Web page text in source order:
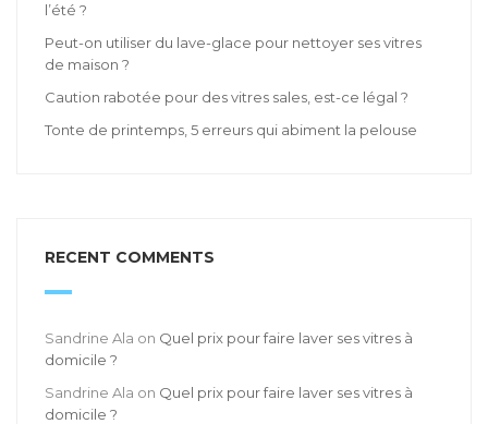
l’été ?
Peut-on utiliser du lave-glace pour nettoyer ses vitres
de maison ?
Caution rabotée pour des vitres sales, est-ce légal ?
Tonte de printemps, 5 erreurs qui abiment la pelouse
RECENT COMMENTS
Sandrine Ala on Quel prix pour faire laver ses vitres à
domicile ?
Sandrine Ala on Quel prix pour faire laver ses vitres à
domicile ?